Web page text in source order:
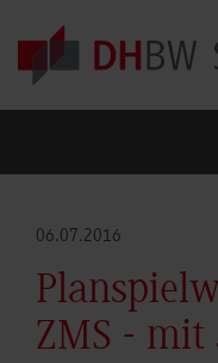
Skip to main content
06.07.2016
ZMS - mit